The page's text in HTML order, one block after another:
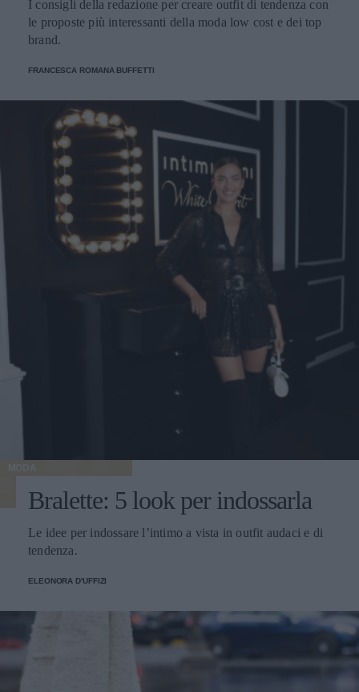
I consigli della redazione per creare outfit di tendenza con
le proposte più interessanti della moda low cost e dei top
brand.
FRANCESCA ROMANA BUFFETTI
MODA
Bralette: 5 look per indossarla
Le idee per indossare l’intimo a vista in outfit audaci e di
tendenza.
ELEONORA D'UFFIZI